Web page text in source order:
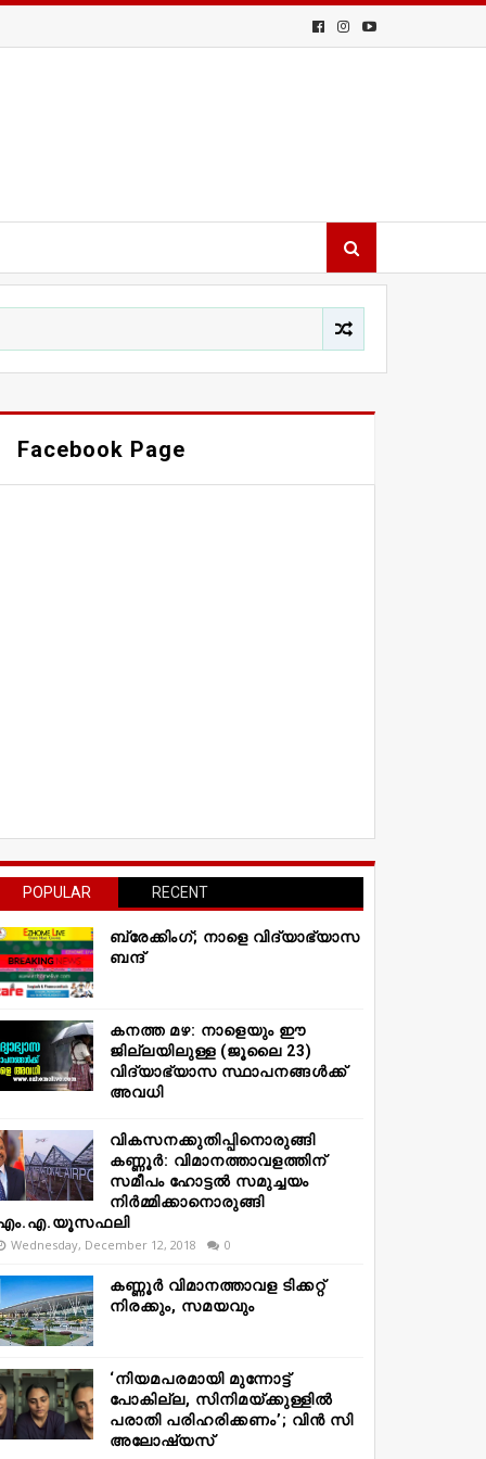
Facebook Page
POPULAR RECENT
ബ്രേക്കിംഗ്; നാളെ വിദ്യാഭ്യാസ
ബന്ദ്
കനത്ത മഴ: നാളെയും ഈ
ജില്ലയിലുള്ള (ജൂലൈ 23)
വിദ്യാഭ്യാസ സ്ഥാപനങ്ങൾക്ക്
അവധി
വികസനക്കുതിപ്പിനൊരുങ്ങി
കണ്ണൂർ: വിമാനത്താവളത്തിന്
സമീപം ഹോട്ടൽ സമുച്ചയം
നിർമ്മിക്കാനൊരുങ്ങി
Wednesday, December 12, 2018 0
കണ്ണൂർ വിമാനത്താവള ടിക്കറ്റ്
നിരക്കും, സമയവും
‘നിയമപരമായി മുന്നോട്ട്
പോകില്ല, സിനിമയ്ക്കുള്ളിൽ
പരാതി പരിഹരിക്കണം’; വിൻ സി
അലോഷ്യസ്